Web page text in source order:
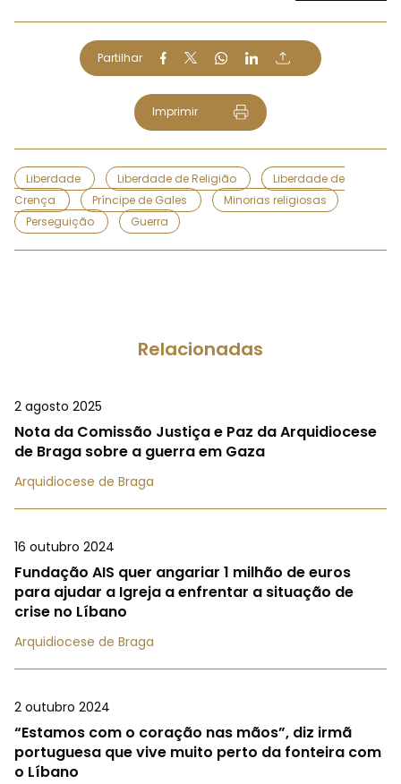
Partilhar
Imprimir
Liberdade Liberdade de Religião
Liberdade de
Crença
Príncipe de Gales
Minorias religiosas
Perseguição
Guerra
Relacionadas
2 agosto 2025
Nota da Comissão Justiça e Paz da Arquidiocese
de Braga sobre a guerra em Gaza
Arquidiocese de Braga
16 outubro 2024
Fundação AIS quer angariar 1 milhão de euros
para ajudar a Igreja a enfrentar a situação de
crise no Líbano
Arquidiocese de Braga
2 outubro 2024
“Estamos com o coração nas mãos”, diz irmã
portuguesa que vive muito perto da fonteira com
o Líbano